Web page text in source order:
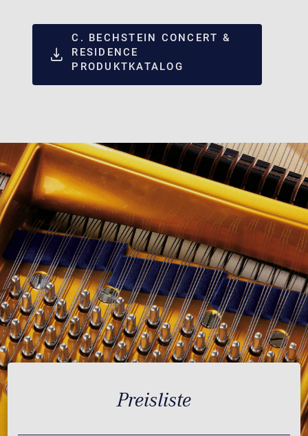
C. BECHSTEIN CONCERT &
RESIDENCE
PRODUKTKATALOG
Preisliste